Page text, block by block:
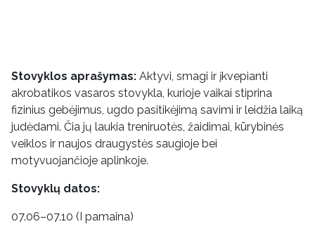
Stovyklos aprašymas: Aktyvi, smagi ir įkvepianti
akrobatikos vasaros stovykla, kurioje vaikai stiprina
fizinius gebėjimus, ugdo pasitikėjimą savimi ir leidžia laiką
judėdami. Čia jų laukia treniruotės, žaidimai, kūrybinės
veiklos ir naujos draugystės saugioje bei
motyvuojančioje aplinkoje.
Stovyklų datos:
07.06–07.10 (I pamaina)